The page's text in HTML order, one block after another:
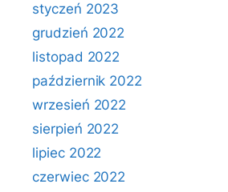
styczeń 2023
grudzień 2022
listopad 2022
październik 2022
wrzesień 2022
sierpień 2022
lipiec 2022
czerwiec 2022